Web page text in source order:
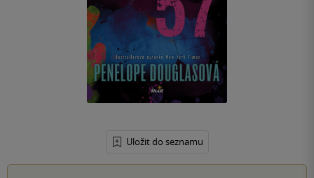
Uložit do seznamu